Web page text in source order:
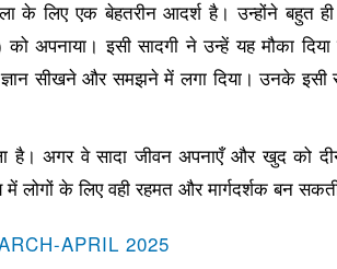
के लिए एक बेहतरीन आदर्श है। उन्होंने बहुत
अपनाया। इसी सादगी ने उन्हें यह मौका
सीखने और समझने में लगा दिया। उनके इसी
है। अगर वे सादा जीवन अपनाएँ और खुद को
लोगों के लिए वही रहमत और मार्गदर्शक बन
APRIL 2025